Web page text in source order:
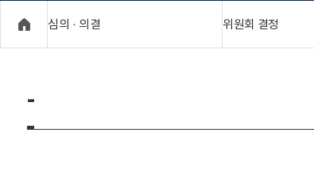
보
보
위
심의 · 의결 위원회 결정
-